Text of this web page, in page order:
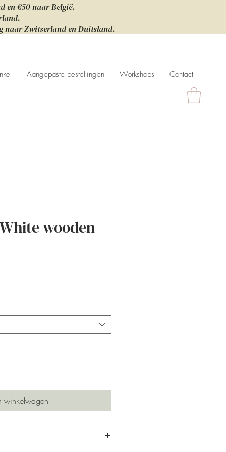
en €50 naar België.
naar Zwitserland en Duitsland.
Aangepaste bestellingen Workshops Contact
wooden
winkelwagen